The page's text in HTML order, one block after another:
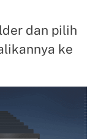
dan pilih
ke